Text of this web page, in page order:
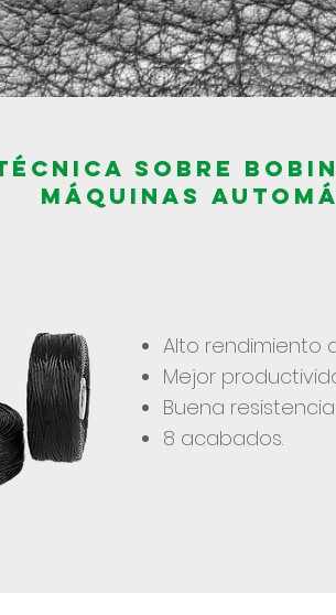
TÉCNICA sobre
Máquinas
Alto rendimiento
Mejor
Buena
8 acabados.